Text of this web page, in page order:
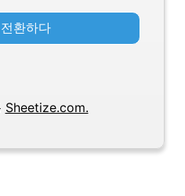
전환하다
Sheetize.com.